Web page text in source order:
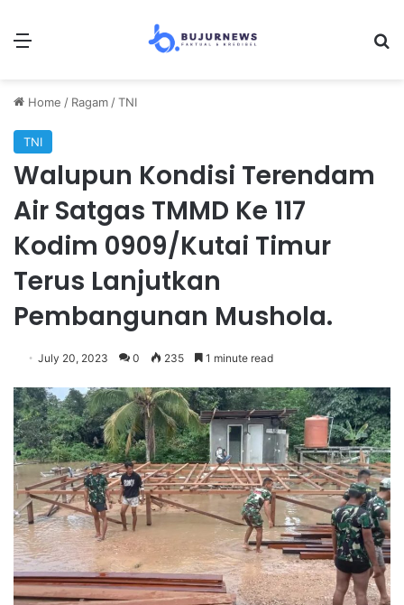
Menu
Home / Ragam /TNI
TNI
Walupun Kondisi Terendam
Air Satgas TMMD Ke 117
Kodim 0909/Kutai Timur
Terus Lanjutkan
Pembangunan Mushola.
July 20, 2023 0 235 1 minute read